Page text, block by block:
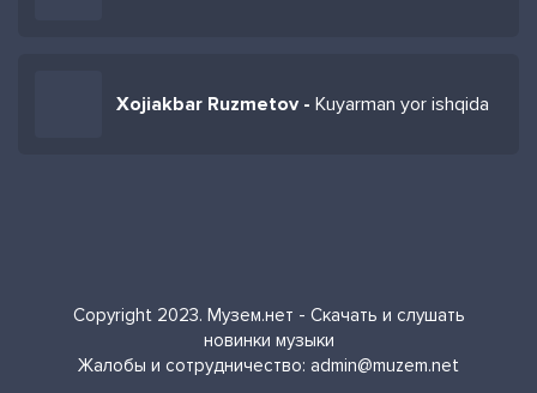
Xojiakbar Ruzmetov - Kuyarman yor ishqida
Copyright 2023. Музем.нет - Скачать и слушать
новинки музыки
Жалобы и сотрудничество: admin@muzem.net